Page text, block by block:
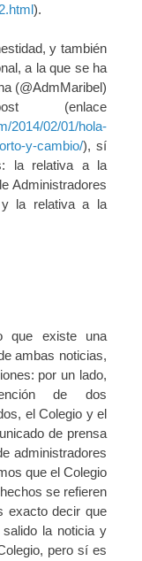
).
y también
a la que se ha
(@AdmMaribel)
(enlace
2014/02/01/hola-
y-cambio/), sí
la relativa a la
Administradores
la relativa a la
que existe una
ambas noticias,
por un lado,
de dos
el Colegio y el
de prensa
administradores
que el Colegio
se refieren
exacto decir que
la noticia y
pero sí es